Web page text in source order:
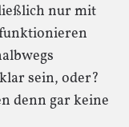
nur mit
sein, oder?
denn gar keine